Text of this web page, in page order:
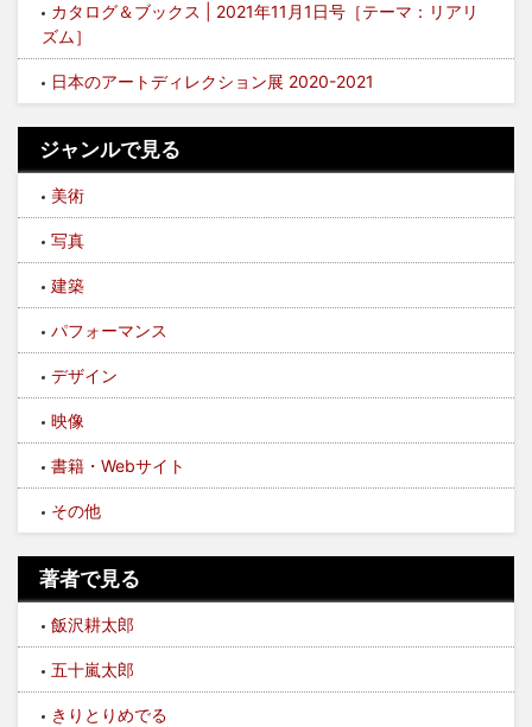
カタログ＆ブックス | 2021年11月1日号［テーマ：リアリ
ズム］
日本のアートディレクション展 2020-2021
ジャンルで見る
美術
写真
建築
パフォーマンス
デザイン
映像
書籍・Webサイト
その他
著者で見る
飯沢耕太郎
五十嵐太郎
きりとりめでる